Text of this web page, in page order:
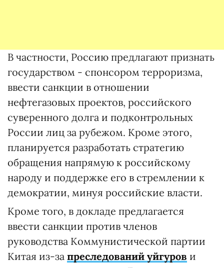
В частности, Россию предлагают признать
государством - спонсором терроризма,
ввести санкции в отношении
нефтегазовых проектов, российского
суверенного долга и подконтрольных
России лиц за рубежом. Кроме этого,
планируется разработать стратегию
обращения напрямую к российскому
народу и поддержке его в стремлении к
демократии, минуя российские власти.
Кроме того, в докладе предлагается
ввести санкции против членов
руководства Коммунистической партии
Китая из-за преследований уйгуров и